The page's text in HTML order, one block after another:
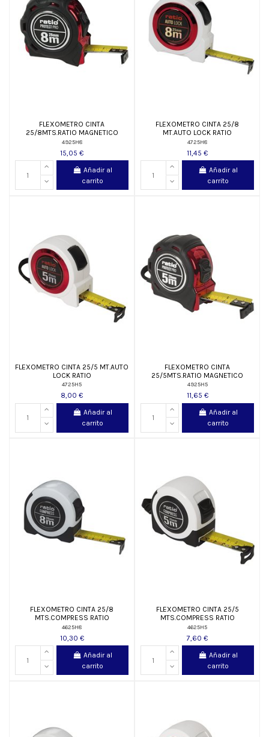
FLEXOMETRO CINTA
25/8MTS.RATIO MAGNETICO
4925H8
15,05 €
Añadir al
carrito
FLEXOMETRO CINTA 25/8
MT.AUTO LOCK RATIO
4725H8
11,45 €
Añadir al
carrito
FLEXOMETRO CINTA 25/5 MT.AUTO
LOCK RATIO
4725H5
8,00 €
Añadir al
carrito
FLEXOMETRO CINTA
25/5MTS.RATIO MAGNETICO
4925H5
11,65 €
Añadir al
carrito
FLEXOMETRO CINTA 25/8
MTS.COMPRESS RATIO
4625H8
10,30 €
Añadir al
carrito
FLEXOMETRO CINTA 25/5
MTS.COMPRESS RATIO
4625H5
7,60 €
Añadir al
carrito